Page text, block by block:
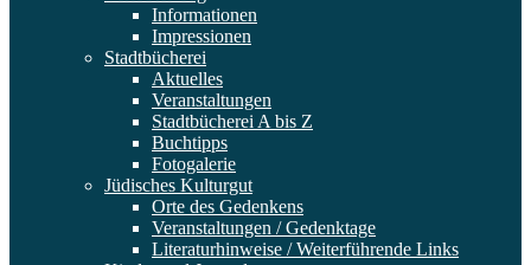
Informationen
Impressionen
Stadtbücherei
Aktuelles
Veranstaltungen
Stadtbücherei A bis Z
Buchtipps
Fotogalerie
Jüdisches Kulturgut
Orte des Gedenkens
Veranstaltungen / Gedenktage
Literaturhinweise / Weiterführende Links